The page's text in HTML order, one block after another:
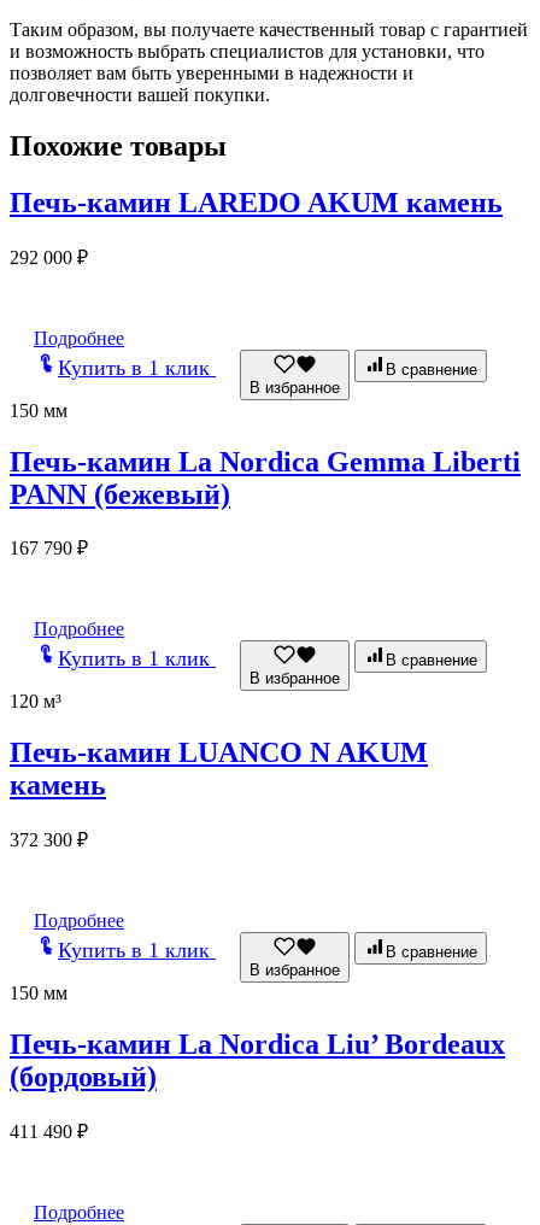
Таким образом, вы получаете качественный товар с гарантией
и возможность выбрать специалистов для установки, что
позволяет вам быть уверенными в надежности и
долговечности вашей покупки.
Похожие товары
Печь-камин LAREDO AKUM камень
292 000 ₽
Подробнее
Купить в 1 клик
В избранное
В сравнение
150 мм
Печь-камин La Nordica Gemma Liberti
PANN (бежевый)
167 790 ₽
Подробнее
Купить в 1 клик
В избранное
В сравнение
120 м³
Печь-камин LUANCO N AKUM
камень
372 300 ₽
Подробнее
Купить в 1 клик
В избранное
В сравнение
150 мм
Печь-камин La Nordica Liu’ Bordeaux
(бордовый)
411 490 ₽
Подробнее